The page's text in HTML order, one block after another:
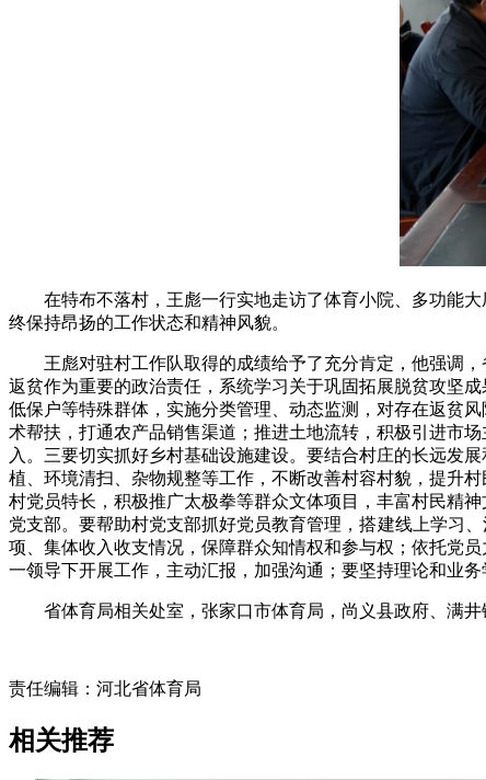
在特布不落村，王彪一行实地走访了体育小院、多功能
终保持昂扬的工作状态和精神风貌。
王彪对驻村工作队取得的成绩给予了充分肯定，他强调
返贫作为重要的政治责任，系统学习关于巩固拓展脱贫攻坚
低保户等特殊群体，实施分类管理、动态监测，对存在返贫
术帮扶，打通农产品销售渠道；推进土地流转，积极引进市
入。三要切实抓好乡村基础设施建设。要结合村庄的长远发
植、环境清扫、杂物规整等工作，不断改善村容村貌，提升
村党员特长，积极推广太极拳等群众文体项目，丰富村民精
党支部。要帮助村党支部抓好党员教育管理，搭建线上学习
项、集体收入收支情况，保障群众知情权和参与权；依托党
一领导下开展工作，主动汇报，加强沟通；要坚持理论和业
省体育局相关处室，张家口市体育局，尚义县政府、满
责任编辑：河北省体育局
相关推荐